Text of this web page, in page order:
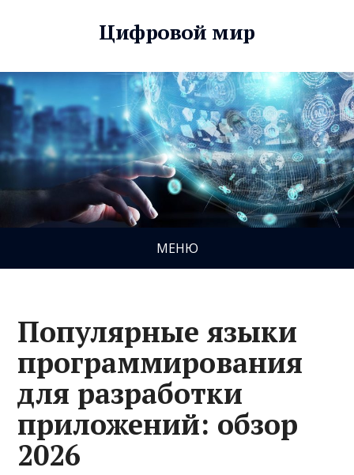
Цифровой мир
МЕНЮ
Популярные языки
программирования
для разработки
приложений: обзор
2026